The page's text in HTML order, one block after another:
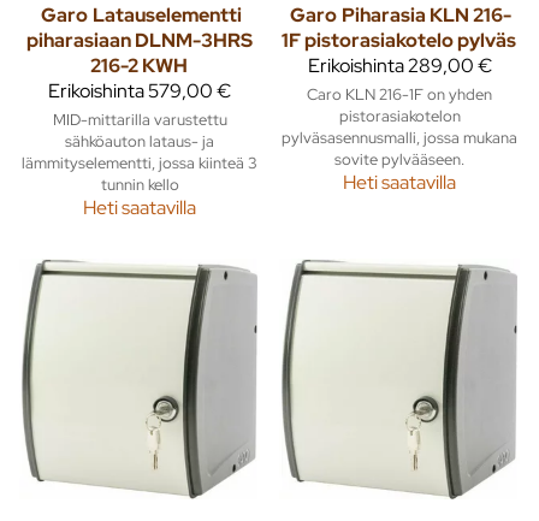
Garo Latauselementti
piharasiaan DLNM-3HRS
216-2 KWH
Erikoishinta579,00 €
MID-mittarilla varustettu
sähköauton lataus- ja
lämmityselementti, jossa kiinteä 3
tunnin kello
Heti saatavilla
Garo Piharasia KLN 216-
1F pistorasiakotelo pylväs
Erikoishinta289,00 €
Caro KLN 216-1F on yhden
pistorasiakotelon
pylväsasennusmalli, jossa mukana
sovite pylvääseen.
Heti saatavilla